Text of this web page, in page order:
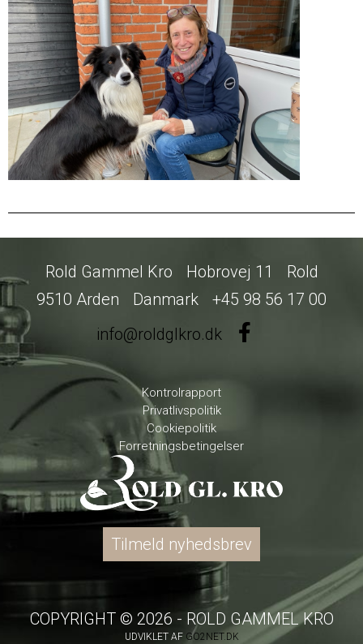
Rold Gammel Kro Hobrovej 11
Rold
9510 Arden
Danmark
+45 98 56 17 00
info@roldglkro.dk
Kontrolrapport
Privatlivspolitik
Cookiepolitik
Forretningsbetingelser
Tilmeld nyhedsbrev
COPYRIGHT © 2026 - ROLD GAMMEL KRO
UDVIKLET AF GO2NET.DK